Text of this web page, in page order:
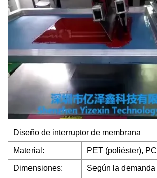
Diseño de interruptor de membrana
Material: PET (poliéster),
Dimensiones: Según la